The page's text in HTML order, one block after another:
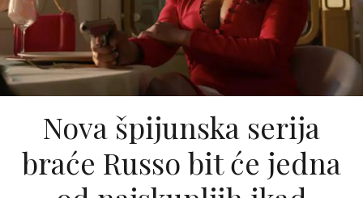
Nova špijunska serija
braće Russo bit će jedna